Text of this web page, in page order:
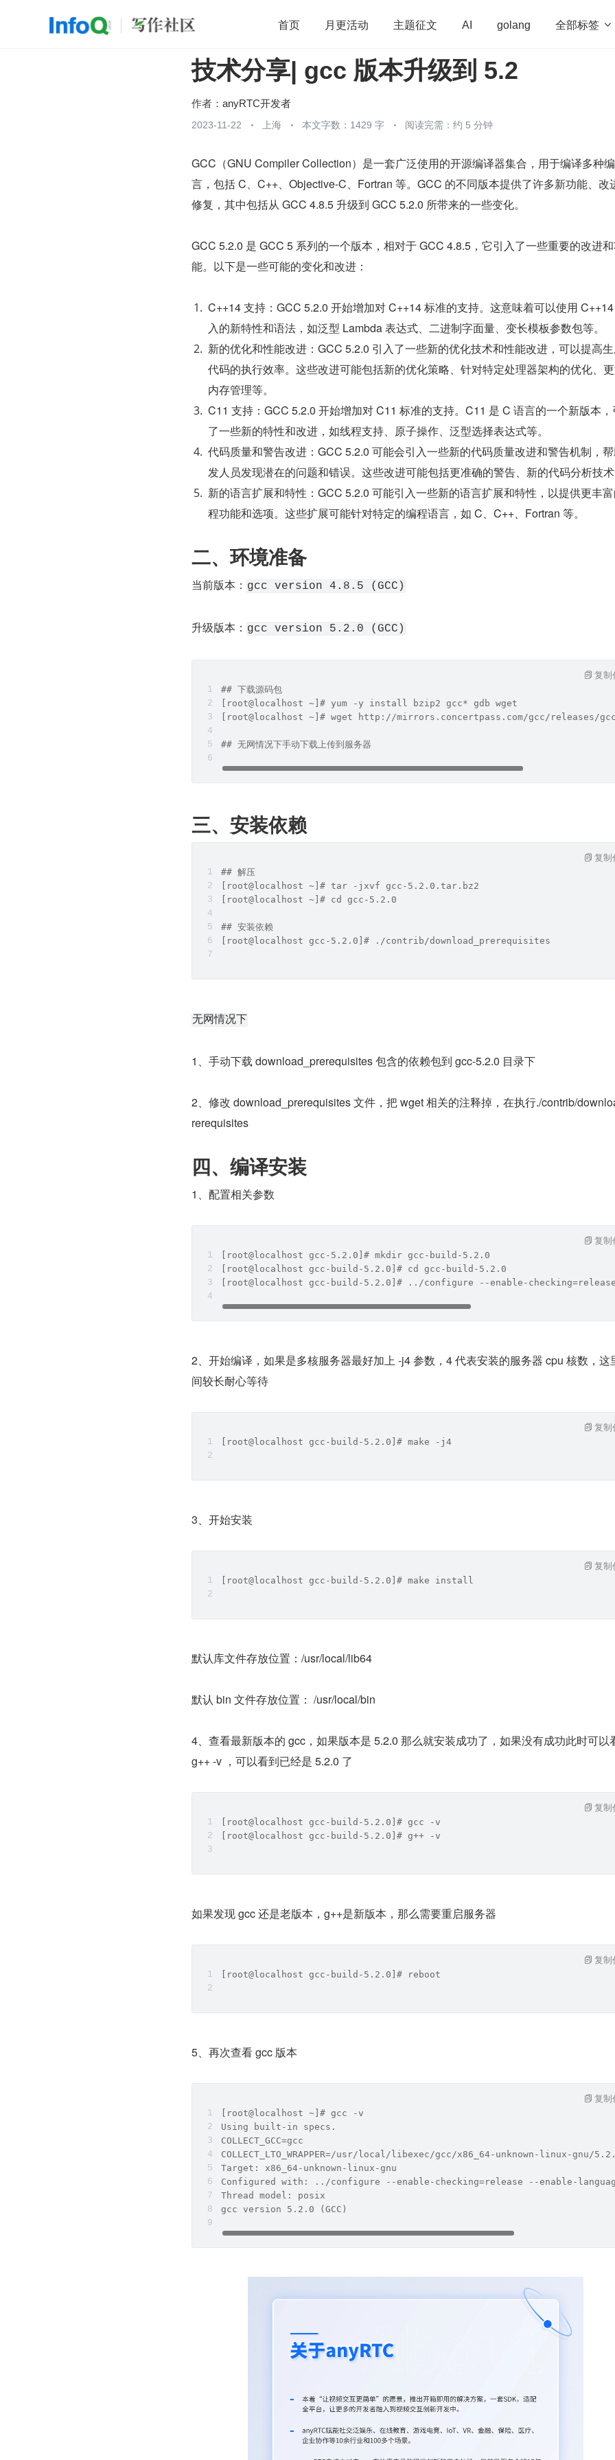
首页 月更活动 主题征文 AI golang 全部标签 
开源 架构 OpenHarmony 算法 学习方法
技术分享| gcc 版本升级到 5.2
作者： anyRTC开发者
2023-11-22 上海 本文字数：1429 字 阅读完需：约 5 分钟
GCC（GNU Compiler Collection）是一套广泛使用的开源编译器集合，用于编译多种
言，包括 C、C++、Objective-C、Fortran 等。GCC 的不同版本提供了许多新功能、改
修复，其中包括从 GCC 4.8.5 升级到 GCC 5.2.0 所带来的一些变化。
GCC 5.2.0 是 GCC 5 系列的一个版本，相对于 GCC 4.8.5，它引入了一些重要的改进
能。以下是一些可能的变化和改进：
C++14 支持：GCC 5.2.0 开始增加对 C++14 标准的支持。这意味着可以使用
入的新特性和语法，如泛型 Lambda 表达式、二进制字面量、变长模板参数包等。
新的优化和性能改进：GCC 5.2.0 引入了一些新的优化技术和性能改进，可以提高
代码的执行效率。这些改进可能包括新的优化策略、针对特定处理器架构的优化、
内存管理等。
C11 支持：GCC 5.2.0 开始增加对 C11 标准的支持。C11 是 C 语言的一个新版本
了一些新的特性和改进，如线程支持、原子操作、泛型选择表达式等。
代码质量和警告改进：GCC 5.2.0 可能会引入一些新的代码质量改进和警告机制，
发人员发现潜在的问题和错误。这些改进可能包括更准确的警告、新的代码分析技
新的语言扩展和特性：GCC 5.2.0 可能引入一些新的语言扩展和特性，以提供更丰
程功能和选项。这些扩展可能针对特定的编程语言，如 C、C++、Fortran 等。
二、环境准备
当前版本： gcc version 4.8.5 (GCC)
升级版本： gcc version 5.2.0 (GCC)
## 下载源码包
[root@localhost ~]# yum -y install bzip2 gcc* gdb wget
[root@localhost ~]# wget http://mirrors.concertpass.com/gcc/releases/
## 无网情况下手动下载上传到服务器
复制
三、安装依赖
## 解压
[root@localhost ~]# tar -jxvf gcc-5.2.0.tar.bz2
[root@localhost ~]# cd gcc-5.2.0
## 安装依赖
[root@localhost gcc-5.2.0]# ./contrib/download_prerequisites
复制
无网情况下
1、手动下载 download_prerequisites 包含的依赖包到 gcc-5.2.0 目录下
2、修改 download_prerequisites 文件，把 wget 相关的注释掉，在执行./contrib/
rerequisites
四、编译安装
1、配置相关参数
[root@localhost gcc-5.2.0]# mkdir gcc-build-5.2.0
[root@localhost gcc-build-5.2.0]# cd gcc-build-5.2.0
[root@localhost gcc-build-5.2.0]# ../configure --enable-
复制
2、开始编译，如果是多核服务器最好加上 -j4 参数，4 代表安装的服务器 cpu 核数，这
间较长耐心等待
[root@localhost gcc-build-5.2.0]# make -j4
复制
3、开始安装
[root@localhost gcc-build-5.2.0]# make install
复制
默认库文件存放位置：/usr/local/lib64
默认 bin 文件存放位置： /usr/local/bin
4、查看最新版本的 gcc，如果版本是 5.2.0 那么就安装成功了，如果没有成功此时可以
g++ -v ，可以看到已经是 5.2.0 了
[root@localhost gcc-build-5.2.0]# gcc -v
[root@localhost gcc-build-5.2.0]# g++ -v
复制
如果发现 gcc 还是老版本，g++是新版本，那么需要重启服务器
[root@localhost gcc-build-5.2.0]# reboot
复制
5、再次查看 gcc 版本
[root@localhost ~]# gcc -v
Using built-in specs.
COLLECT_GCC=gcc
COLLECT_LTO_WRAPPER=/usr/local/libexec/gcc/x86_64-unknown-linux-gnu/
Target: x86_64-unknown-linux-gnu
Configured with: ../configure --enable-checking=release --enable-
Thread model: posix
gcc version 5.2.0 (GCC)
复制